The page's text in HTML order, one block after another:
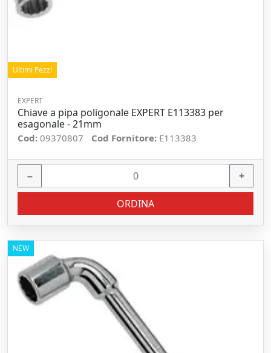
Ultimi Pezzi
EXPERT
Chiave a pipa poligonale EXPERT E113383 per
esagonale - 21mm
Cod: 09370807 Cod Fornitore: E113383
− +
ORDINA
NEW